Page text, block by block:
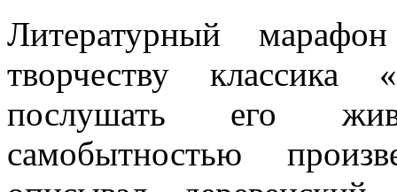
Литературный
творчеству классика
послушать его
самобытностью